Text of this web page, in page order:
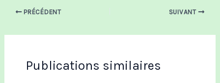
PRÉCÉDENT SUIVANT
Publications similaires